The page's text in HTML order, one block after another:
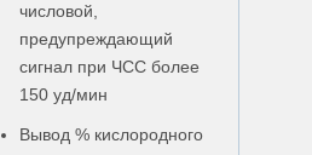
числовой,
предупреждающий
сигнал при ЧСС более
150 уд/мин
Вывод % кислородного